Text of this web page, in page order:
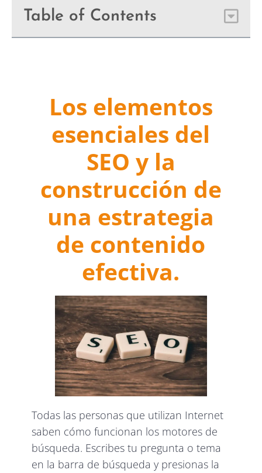
Table of Contents
Los elementos
esenciales del
SEO y la
construcción de
una estrategia
de contenido
efectiva.
Todas las personas que utilizan Internet
saben cómo funcionan los motores de
búsqueda. Escribes tu pregunta o tema
en la barra de búsqueda y presionas la